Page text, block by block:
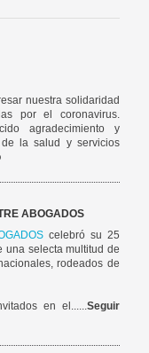
nuestra solidaridad
por el coronavirus.
agradecimiento y
la salud y servicios
ABOGADOS
celebró su 25
una selecta multitud de
rodeados de
en el...... Seguir